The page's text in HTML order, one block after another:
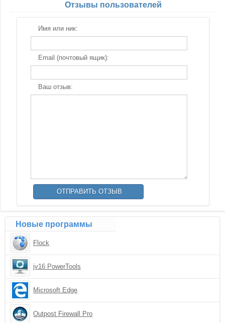
Отзывы пользователей
Имя или ник:
Email (почтовый ящик):
Ваш отзыв:
Новые программы
Flock
jv16 PowerTools
Microsoft Edge
Outpost Firewall Pro